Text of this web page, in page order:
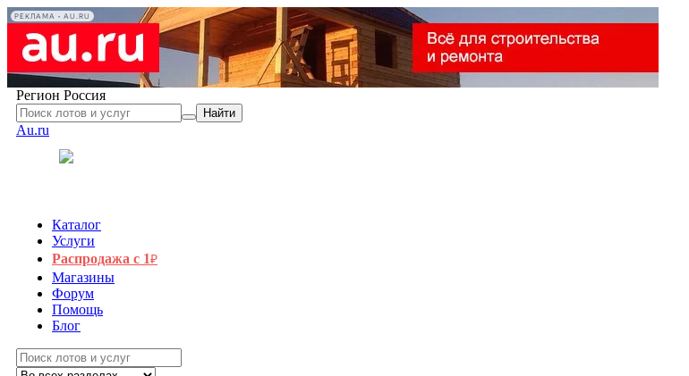
РЕКЛАМА • AU.RU
Регион Россия
Найти
Au.ru
Каталог
Услуги
Распродажа с 1₽
Магазины
Форум
Помощь
Блог